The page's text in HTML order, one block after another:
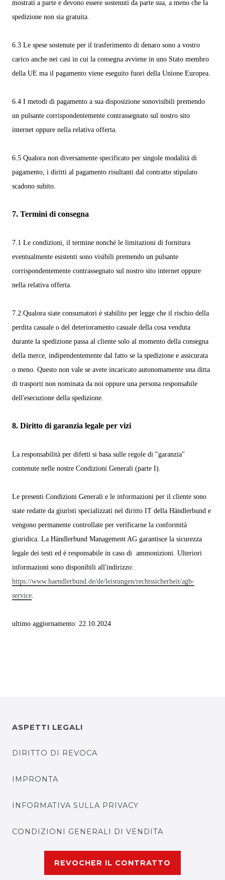
mostrati a parte e devono essere sostenuti da parte sua, a meno che la
spedizione non sia gratuita.
6.3 Le spese sostenute per il trasferimento di denaro sono a vostro
carico anche nei casi in cui la consegna avviene in uno Stato membro
della UE ma il pagamento viene eseguito fuori della Unione Europea.
6.4 I metodi di pagamento a sua disposizione sonovisibili premendo
un pulsante corrispondentemente contrassegnato sul nostro sito
internet oppure nella relativa offerta.
6.5 Qualora non diversamente specificato per singole modalità di
pagamento, i diritti al pagamento risultanti dal contratto stipulato
scadono subito.
7. Termini di consegna
7.1 Le condizioni, il termine nonché le limitazioni di fornitura
eventualmente esistenti sono visibili premendo un pulsante
corrispondentemente contrassegnato sul nostro sito internet oppure
nella relativa offerta.
7.2 Qualora siate consumatori è stabilito per legge che il rischio della
perdita casuale o del deterioramento casuale della cosa venduta
durante la spedizione passa al cliente solo al momento della consegna
della merce, indipendentemente dal fatto se la spedizione e assicurata
o meno. Questo non vale se avete incaricato autonomamente una ditta
di trasporti non nominata da noi oppure una persona responsabile
dell'esecuzione della spedizione.
8. Diritto di garanzia legale per vizi
La responsabilità per difetti si basa sulle regole di "garanzia"
contenute nelle nostre Condizioni Generali (parte I).
Le presenti Condizioni Generali e le informazioni per il cliente sono
state redatte da giuristi specializzati nel diritto IT della Händlerbund e
vengono permanente controllate per verificarne la conformità
giuridica. La Händlerbund Management AG garantisce la sicurezza
legale dei testi ed è responsabile in caso di ammonizioni. Ulteriori
informazioni sono disponibili all'indirizzo:
https://www.haendlerbund.de/de/leistungen/rechtssicherheit/agb-
service.
ultimo aggiornamento: 22.10.2024
ASPETTI LEGALI
DIRITTO DI REVOCA
IMPRONTA
INFORMATIVA SULLA PRIVACY
CONDIZIONI GENERALI DI VENDITA
REVOCHER IL CONTRATTO